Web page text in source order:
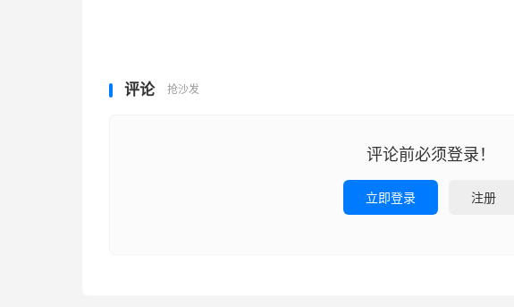
评论 抢沙发
评论前必须登录！
立即登录 注册